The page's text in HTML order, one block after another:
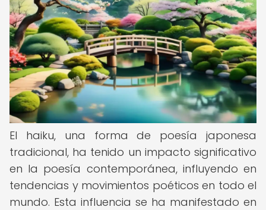
El haiku, una forma de poesía japonesa
tradicional, ha tenido un impacto significativo
en la poesía contemporánea, influyendo en
tendencias y movimientos poéticos en todo el
mundo. Esta influencia se ha manifestado en